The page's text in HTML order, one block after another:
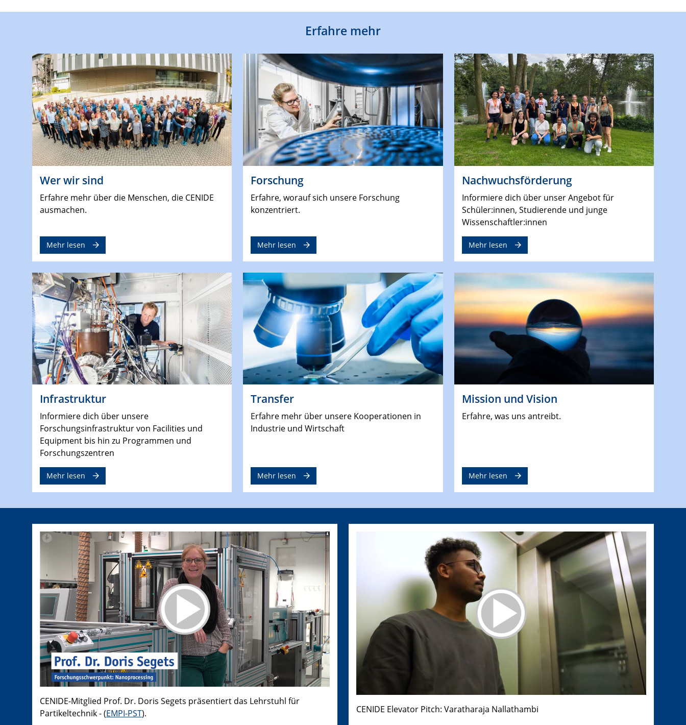
Erfahre mehr
Wer wir sind
Erfahre mehr über die Menschen, die CENIDE
ausmachen.
Mehr lesen
Forschung
Erfahre, worauf sich unsere Forschung
konzentriert.
Mehr lesen
Nachwuchsförderung
Informiere dich über unser Angebot für
Schüler:innen, Studierende und junge
Wissenschaftler:innen
Mehr lesen
Infrastruktur
Informiere dich über unsere
Forschungsinfrastruktur von Facilities und
Equipment bis hin zu Programmen und
Forschungszentren
Mehr lesen
Transfer
Erfahre mehr über unsere Kooperationen in
Industrie und Wirtschaft
Mehr lesen
Mission und Vision
Erfahre, was uns antreibt.
Mehr lesen
CENIDE-Mitglied Prof. Dr. Doris Segets präsentiert das Lehrstuhl für
Partikeltechnik - (EMPI-PST). CENIDE Elevator Pitch: Varatharaja Nallathambi